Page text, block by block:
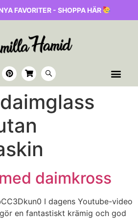
FAVORITER - SHOPPA HÄR
daimglass
daimkross
I dagens Youtube-video
en fantastiskt krämig och god